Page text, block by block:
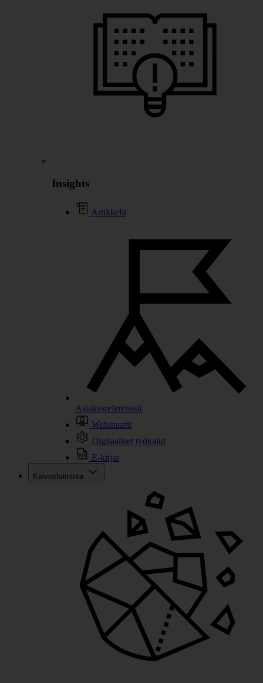
Insights
Artikkelit
Asiakasreferenssit
Webinaarit
Digitaaliset työkalut
E-kirjat
Kaivostoiminta